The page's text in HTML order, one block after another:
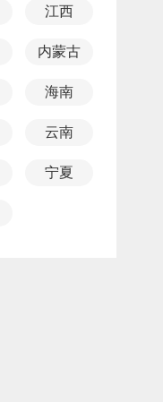
江西
内蒙古
海南
云南
宁夏